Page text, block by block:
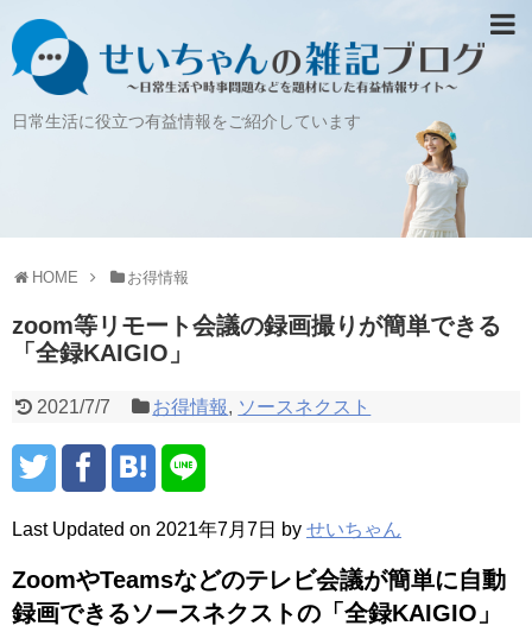
日常生活に役立つ有益情報をご紹介しています
HOME お得情報
zoom等リモート会議の録画撮りが簡単できる
「全録KAIGIO」
2021/7/7 お得情報, ソースネクスト
Last Updated on 2021年7月7日 by せいちゃん
ZoomやTeamsなどのテレビ会議が簡単に自動
録画できるソースネクストの「全録KAIGIO」